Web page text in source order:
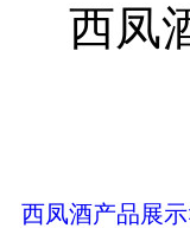
西凤
西凤酒产品展